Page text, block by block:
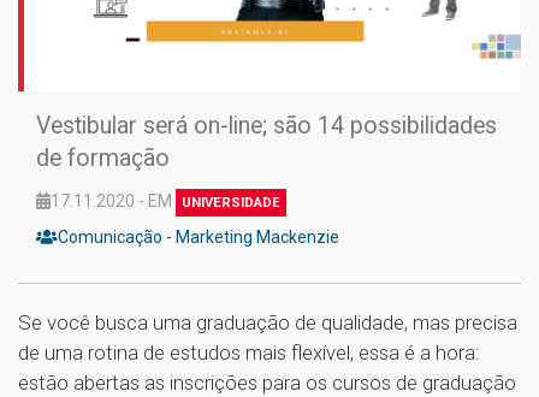
Vestibular será on-line; são 14 possibilidades
de formação
17.11.2020 - EM UNIVERSIDADE
Comunicação - Marketing Mackenzie
Se você busca uma graduação de qualidade, mas precisa
de uma rotina de estudos mais flexível, essa é a hora:
estão abertas as inscrições para os cursos de graduação